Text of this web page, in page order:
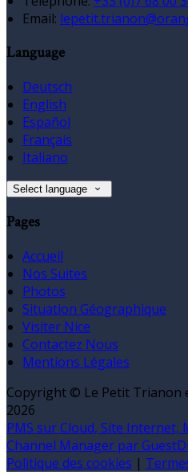
Email:
Language
Deutsch
English
Español
Français
Italiano
Select language
Pages
Accueil
Nos Suites
Photos
Situation Géographique
Visiter Nice
Contactez Nous
Mentions Légales
Copyright © Le Petit Trianon
2026
PMS sur Cloud, Site Internet,
Channel Manager par
Politique des cookies |